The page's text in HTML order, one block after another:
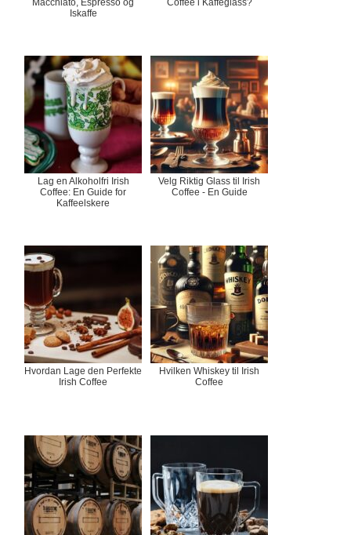
Macchiato, Espresso og
Iskaffe
Coffee i Kaffeglass?
Lag en Alkoholfri Irish
Coffee: En Guide for
Kaffeelskere
Velg Riktig Glass til Irish
Coffee - En Guide
Hvordan Lage den Perfekte
Irish Coffee
Hvilken Whiskey til Irish
Coffee